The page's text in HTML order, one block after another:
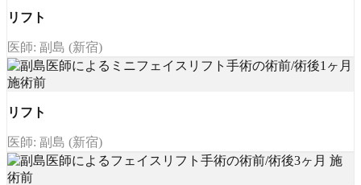
リフト
医師: 副島 (新宿)
リフト
医師: 副島 (新宿)